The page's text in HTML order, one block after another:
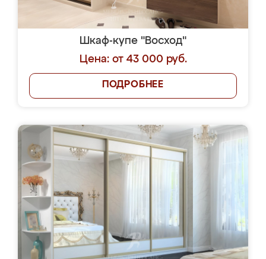
Шкаф-купе "Восход"
Цена: от 43 000 руб.
ПОДРОБНЕЕ